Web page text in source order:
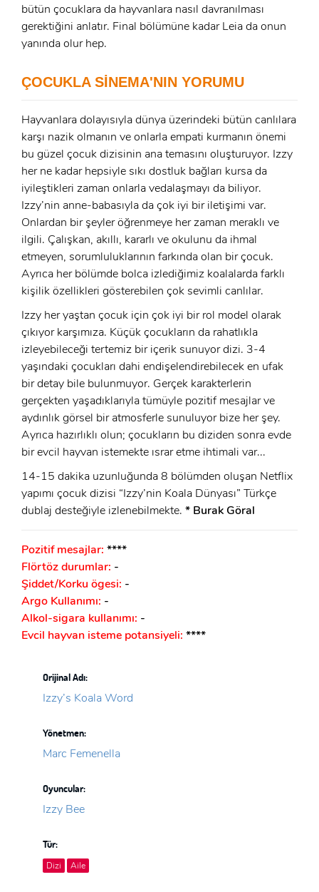
GIRIŞ YAP
Şifre:
Beni Hatırla Şifremi Unuttum ?
GIRIŞ
E-Posta:
Şifre:
ÜYE OL
GIRIŞ
bütün çocuklara da hayvanlara nasıl davranılması
gerektiğini anlatır. Final bölümüne kadar Leia da onun
yanında olur hep.
ÇOCUKLA SİNEMA'NIN YORUMU
Hayvanlara dolayısıyla dünya üzerindeki bütün canlılara
karşı nazik olmanın ve onlarla empati kurmanın önemi
bu güzel çocuk dizisinin ana temasını oluşturuyor. Izzy
her ne kadar hepsiyle sıkı dostluk bağları kursa da
iyileştikleri zaman onlarla vedalaşmayı da biliyor.
Izzy’nin anne-babasıyla da çok iyi bir iletişimi var.
Onlardan bir şeyler öğrenmeye her zaman meraklı ve
ilgili. Çalışkan, akıllı, kararlı ve okulunu da ihmal
etmeyen, sorumluluklarının farkında olan bir çocuk.
Ayrıca her bölümde bolca izlediğimiz koalalarda farklı
kişilik özellikleri gösterebilen çok sevimli canlılar.
Izzy her yaştan çocuk için çok iyi bir rol model olarak
çıkıyor karşımıza. Küçük çocukların da rahatlıkla
izleyebileceği tertemiz bir içerik sunuyor dizi. 3-4
yaşındaki çocukları dahi endişelendirebilecek en ufak
bir detay bile bulunmuyor. Gerçek karakterlerin
gerçekten yaşadıklarıyla tümüyle pozitif mesajlar ve
aydınlık görsel bir atmosferle sunuluyor bize her şey.
Ayrıca hazırlıklı olun; çocukların bu diziden sonra evde
bir evcil hayvan istemekte ısrar etme ihtimali var...
14-15 dakika uzunluğunda 8 bölümden oluşan Netflix
yapımı çocuk dizisi “Izzy’nin Koala Dünyası” Türkçe
dublaj desteğiyle izlenebilmekte. * Burak Göral
Pozitif mesajlar: ****
Flörtöz durumlar: -
Şiddet/Korku ögesi: -
Argo Kullanımı: -
Alkol-sigara kullanımı: -
Evcil hayvan isteme potansiyeli: ****
Orijinal Adı:
Izzy’s Koala Word
Yönetmen:
Marc Femenella
Oyuncular:
Izzy Bee
Tür:
Dizi Aile